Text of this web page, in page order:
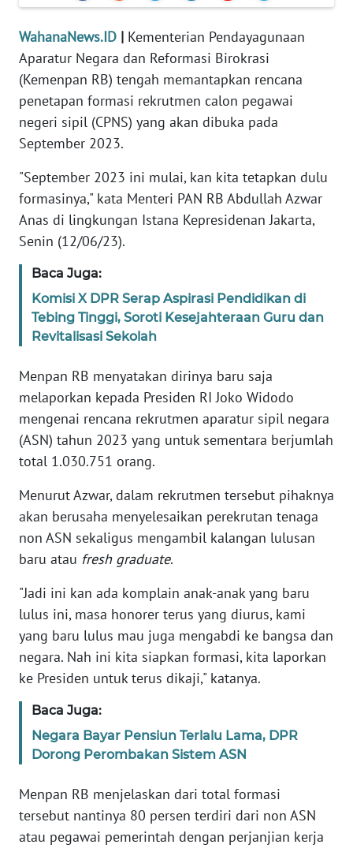
WahanaNews.ID | Kementerian Pendayagunaan
Aparatur Negara dan Reformasi Birokrasi
(Kemenpan RB) tengah memantapkan rencana
penetapan formasi rekrutmen calon pegawai
negeri sipil (CPNS) yang akan dibuka pada
September 2023.
"September 2023 ini mulai, kan kita tetapkan dulu
formasinya," kata Menteri PAN RB Abdullah Azwar
Anas di lingkungan Istana Kepresidenan Jakarta,
Senin (12/06/23).
Baca Juga:
Komisi X DPR Serap Aspirasi Pendidikan di
Tebing Tinggi, Soroti Kesejahteraan Guru dan
Revitalisasi Sekolah
Menpan RB menyatakan dirinya baru saja
melaporkan kepada Presiden RI Joko Widodo
mengenai rencana rekrutmen aparatur sipil negara
(ASN) tahun 2023 yang untuk sementara berjumlah
total 1.030.751 orang.
Menurut Azwar, dalam rekrutmen tersebut pihaknya
akan berusaha menyelesaikan perekrutan tenaga
non ASN sekaligus mengambil kalangan lulusan
baru atau fresh graduate.
"Jadi ini kan ada komplain anak-anak yang baru
lulus ini, masa honorer terus yang diurus, kami
yang baru lulus mau juga mengabdi ke bangsa dan
negara. Nah ini kita siapkan formasi, kita laporkan
ke Presiden untuk terus dikaji," katanya.
Baca Juga:
Negara Bayar Pensiun Terlalu Lama, DPR
Dorong Perombakan Sistem ASN
Menpan RB menjelaskan dari total formasi
tersebut nantinya 80 persen terdiri dari non ASN
atau pegawai pemerintah dengan perjanjian kerja
SIBER
REDAKSI
DISCLAIMER
Wahana
News
Regional
WN
WN
JAKARTA
WN
JABAR
WN
BANTEN
WN
NTT
WN
WN
PAPUA
WN
BARAT
WN
WN